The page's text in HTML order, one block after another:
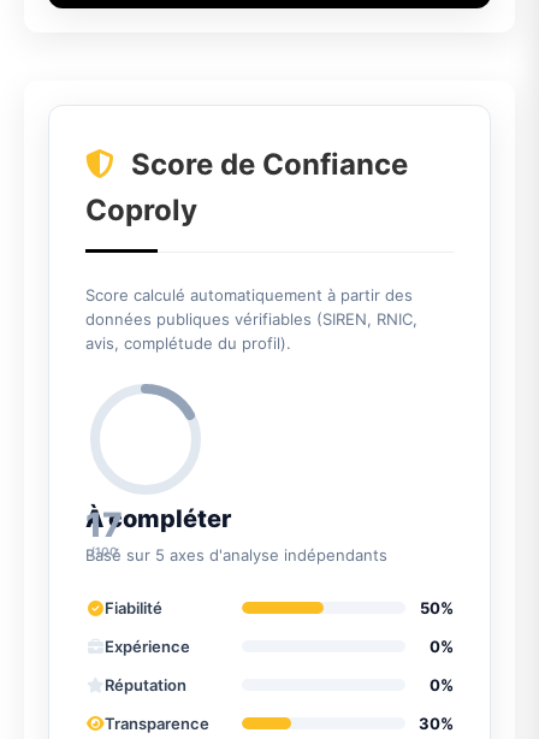
Score de Confiance
Coproly
Score calculé automatiquement à partir des
données publiques vérifiables (SIREN, RNIC,
avis, complétude du profil).
17
/100
À compléter
Basé sur 5 axes d'analyse indépendants
Fiabilité
50%
Expérience
0%
Réputation
0%
Transparence
30%